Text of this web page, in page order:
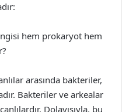
hem prokaryot hem
arasında bakteriler,
Bakteriler ve arkealar
Dolayısıyla, bu